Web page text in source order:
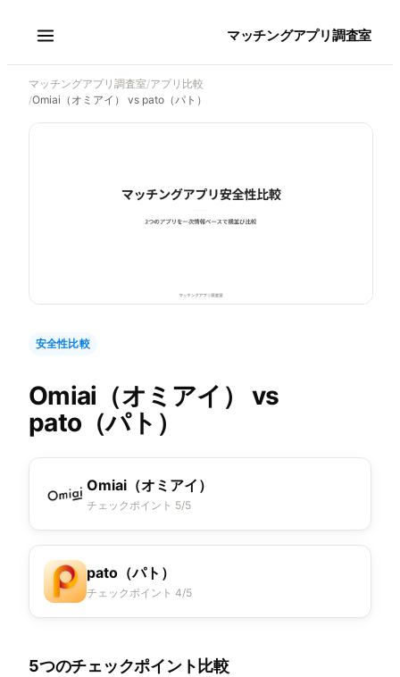
マッチングアプリ調査室
マッチングアプリ調査室/アプリ比較
/Omiai（オミアイ） vs pato（パト）
安全性比較
Omiai（オミアイ）
vs
pato（パト）
Omiai（オミアイ）
チェックポイント 5/5
pato（パト）
チェックポイント 4/5
5つのチェックポイント比較